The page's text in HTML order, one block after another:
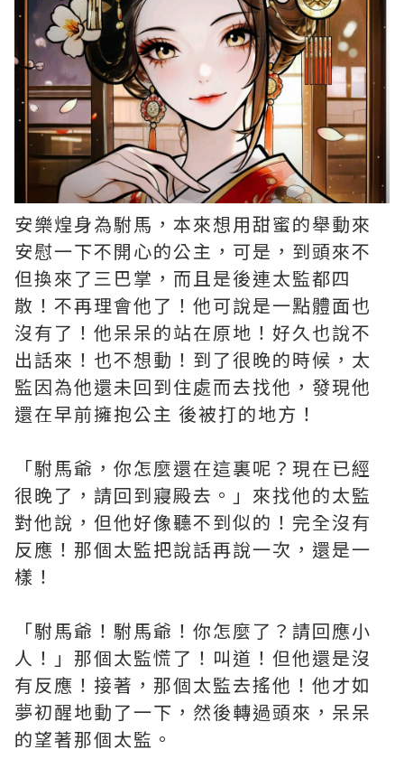
安樂煌身為駙馬，本來想用甜蜜的舉動來
安慰一下不開心的公主，可是，到頭來不
但換來了三巴掌，而且是後連太監都四
散！不再理會他了！他可說是一點體面也
沒有了！他呆呆的站在原地！好久也說不
出話來！也不想動！到了很晚的時候，太
監因為他還未回到住處而去找他，發現他
還在早前擁抱公主 後被打的地方！
「駙馬爺，你怎麼還在這裏呢？現在已經
很晚了，請回到寢殿去。」來找他的太監
對他說，但他好像聽不到似的！完全沒有
反應！那個太監把說話再說一次，還是一
樣！
「駙馬爺！駙馬爺！你怎麼了？請回應小
人！」那個太監慌了！叫道！但他還是沒
有反應！接著，那個太監去搖他！他才如
夢初醒地動了一下，然後轉過頭來，呆呆
的望著那個太監。